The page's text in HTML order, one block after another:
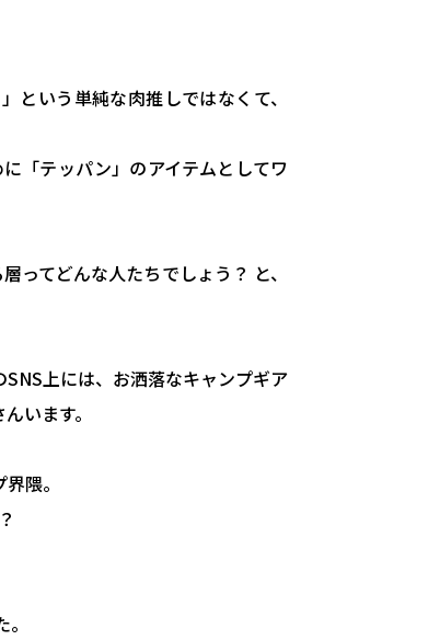
という単純な肉推しではなくて、
「テッパン」のアイテムとしてワ
ってどんな人たちでしょう？ と、
上には、お洒落なキャンプギア
います。
隈。